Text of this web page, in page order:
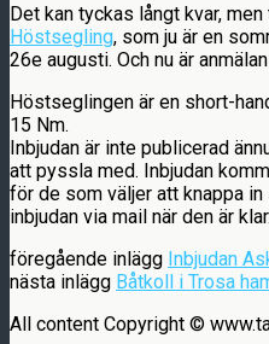
Det kan tyckas långt kvar,
Höstsegling, som ju är en
26e augusti. Och nu är
Höstseglingen är en short-
15 Nm.
Inbjudan är inte publicerad
att pyssla med. Inbjudan
för de som väljer att knappa in
inbjudan via mail när den är klar.
föregående inlägg Inbjudan
nästa inlägg Båtkoll i Trosa
All content Copyright ©